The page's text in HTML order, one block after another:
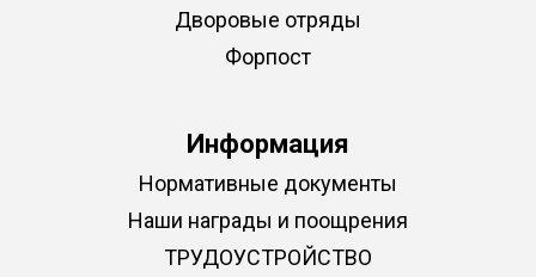
Дворовые отряды
Форпост
Информация
Нормативные документы
Наши награды и поощрения
ТРУДОУСТРОЙСТВО